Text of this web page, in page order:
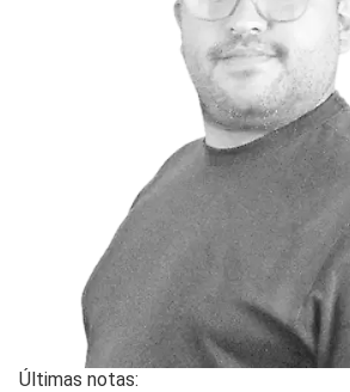
Últimas notas: